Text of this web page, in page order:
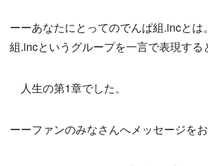
ーーあなたにとってのでんぱ組.incとは
組.incというグループを一言で表現する
人生の第1章でした。
ーーファンのみなさんへメッセージをお